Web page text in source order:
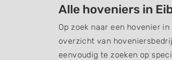
Alle hoveniers in
Op zoek naar een hovenier
overzicht van
eenvoudig te zoeken op